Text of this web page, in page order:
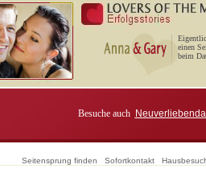
einen
beim
Besuche auch
Seitensprung finden Sofortkontakt